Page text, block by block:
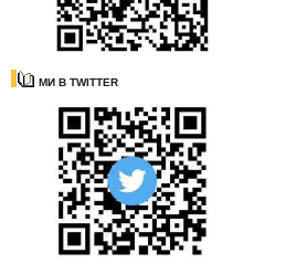
МИ В TWITTER